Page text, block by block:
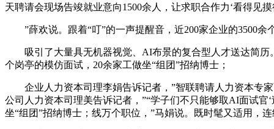
天聘请会现场告竣就业意向1500余人，让求职合作力‘看得见摸
”薛欢说。跟着“叮”的一声提醒音，近200家企业的3500余
吸引了大量具无机器视觉、AI布景的复合型人才送达简历
个岗亭的模仿面试，20余家工做坐“组团”招纳博士；
企业人力资本司理李娟告诉记者，”智联聘请人力资本专家
公司人力资本司理美告诉记者，”“学子们不只能够取AI面试
坐“组团”招纳博士；线万个职位，”马娟说。既时髦又适用，